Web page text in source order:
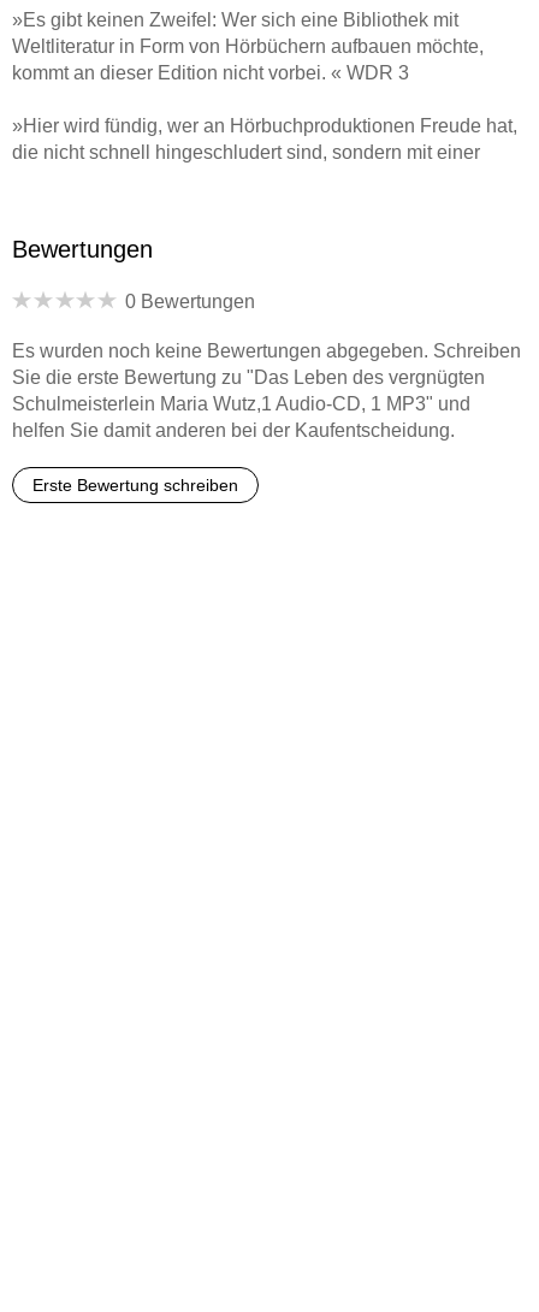
»Es gibt keinen Zweifel: Wer sich eine Bibliothek mit
Weltliteratur in Form von Hörbüchern aufbauen möchte,
kommt an dieser Edition nicht vorbei. « WDR 3
»Hier wird fündig, wer an Hörbuchproduktionen Freude hat,
die nicht schnell hingeschludert sind, sondern mit einer
»Mehr Zeit hätte man ja immer gern, aber für diese schönen
umfasst herausragende Lesungen deutschsprachiger
Sprecherinnen und Sprecher, die in den Archiven der
Rundfunkanstalten schlummern. « SAARLÄNDISCHER
RUNDFUNK
Bewertungen
0 Bewertungen
Es wurden noch keine Bewertungen abgegeben. Schreiben
Sie die erste Bewertung zu "Das Leben des vergnügten
Schulmeisterlein Maria Wutz,1 Audio-CD, 1 MP3" und
helfen Sie damit anderen bei der Kaufentscheidung.
Erste Bewertung schreiben